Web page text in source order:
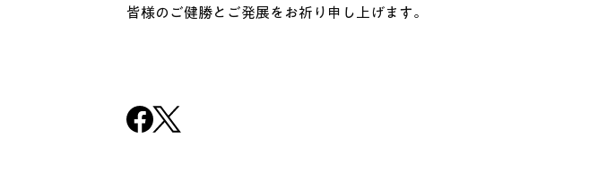
皆様のご健勝とご発展をお祈り申し上げます。